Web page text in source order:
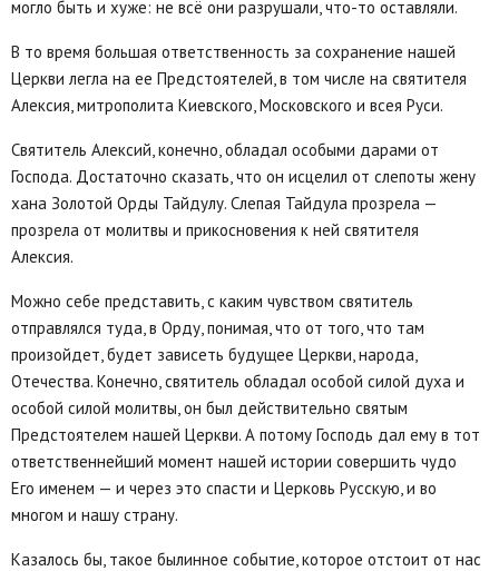
могло быть и хуже: не всё они разрушали, что-то оставляли.
В то время большая ответственность за сохранение нашей
Церкви легла на ее Предстоятелей, в том числе на святителя
Алексия, митрополита Киевского, Московского и всея Руси.
Святитель Алексий, конечно, обладал особыми дарами от
Господа. Достаточно сказать, что он исцелил от слепоты жену
хана Золотой Орды Тайдулу. Слепая Тайдула прозрела —
прозрела от молитвы и прикосновения к ней святителя
Алексия.
Можно себе представить, с каким чувством святитель
отправлялся туда, в Орду, понимая, что от того, что там
произойдет, будет зависеть будущее Церкви, народа,
Отечества. Конечно, святитель обладал особой силой духа и
особой силой молитвы, он был действительно святым
Предстоятелем нашей Церкви. А потому Господь дал ему в тот
ответственнейший момент нашей истории совершить чудо
Его именем — и через это спасти и Церковь Русскую, и во
многом и нашу страну.
Казалось бы, такое былинное событие, которое отстоит от нас